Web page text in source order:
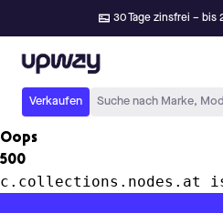
30 Tage zinsfrei – bis
Upway
Verkaufen Suche nach Marke,
Oops
500
c.collections.nodes.at